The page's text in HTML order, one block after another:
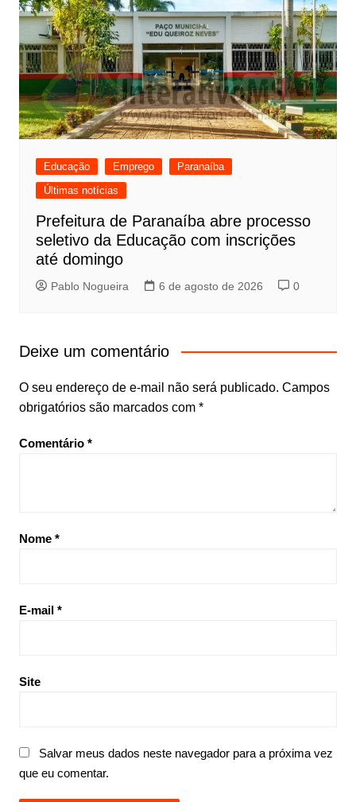
Educação Emprego
Paranaíba
Últimas notícias
Prefeitura de Paranaíba abre processo
seletivo da Educação com inscrições
até domingo
Pablo Nogueira 6 de agosto de 2026 0
Deixe um comentário
O seu endereço de e-mail não será publicado. Campos
obrigatórios são marcados com *
Comentário *
Nome *
E-mail *
Site
Salvar meus dados neste navegador para a próxima vez
que eu comentar.